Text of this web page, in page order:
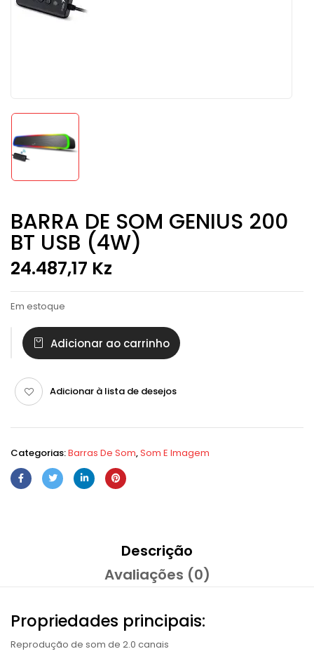
BARRA DE SOM GENIUS 200
BT USB (4W)
24.487,17 Kz
Em estoque
Adicionar ao carrinho
Adicionar à lista de desejos
Categorias:Barras De Som,Som E Imagem
Descrição
Avaliações (0)
Propriedades principais:
Reprodução de som de 2.0 canais